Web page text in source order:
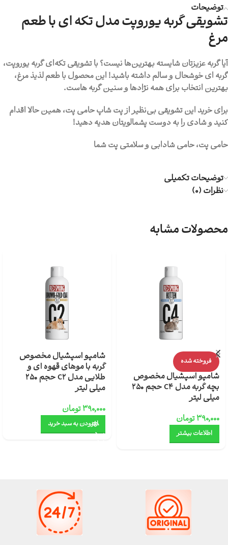
توضیحات
تشویقی گربه یوروپت مدل تکه ای با طعم
مرغ
آیا گربه عزیزتان شایسته بهترین‌ها نیست؟ باتشویقی تکه‌ای گربه یوروپت،
گربه ای خوشحال و سالم داشته باشید! این محصول با طعم لذیذ مرغ،
بهترین انتخاب برای همه نژادها و سنین گربه هاست.
برای خرید این تشویقی بی‌نظیر از پت شاپ حامی پت، همین حالا اقدام
کنید و شادی را به دوست پشمالویتان هدیه دهید!
حامی پت، حامی شادابی و سلامتی پت شما
توضیحات تکمیلی
نظرات (0)
محصولات مشابه
فروخته شده
شامپو اسپشیال مخصوص
بچه گربه مدل C4 حجم 250
میلی لیتر
۳۹۰,۰۰۰تومان
اطلاعات بیشتر
شامپو اسپشیال مخصوص
گربه با موهای قهوه ای و
طلایی مدل C2 حجم 250
میلی لیتر
۳۹۰,۰۰۰تومان
افزودن به سبد خرید